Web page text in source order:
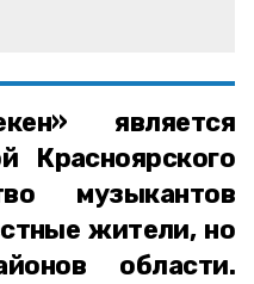
является
Красноярского
музыкантов
жители, но
области.